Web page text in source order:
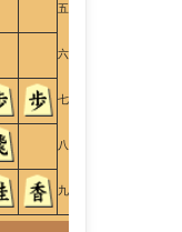
五
六
七
八
九